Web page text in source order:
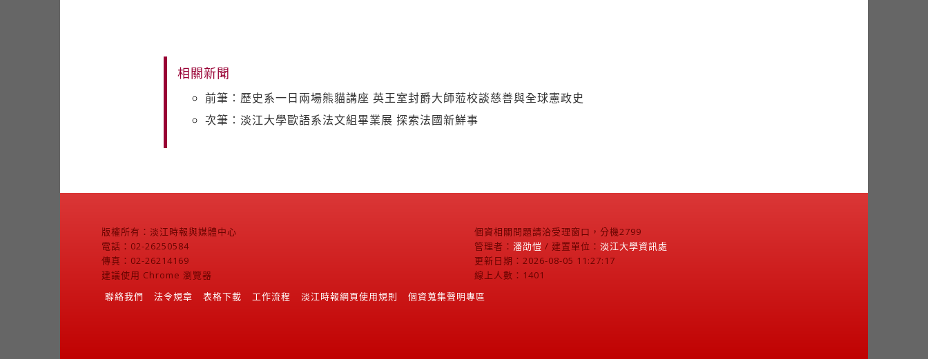
相關新聞
前筆：歷史系一日兩場熊貓講座 英王室封爵大師蒞校談慈善與全球憲政史
次筆：淡江大學歐語系法文組畢業展 探索法國新鮮事
版權所有：淡江時報與媒體中心
電話：02-26250584
傳真：02-26214169
建議使用 Chrome 瀏覽器
個資相關問題請洽受理窗口，分機2799
管理者： 潘劭愷 / 建置單位： 淡江大學資訊處
更新日期：2026-08-05 11:27:17
線上人數：1401
聯絡我們
法令規章 表格下載 工作流程 淡江時報網頁使用規則 個資蒐集聲明專區